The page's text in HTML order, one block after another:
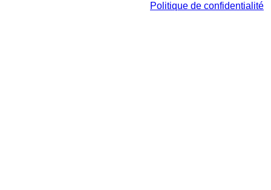
Politique de confidentialité